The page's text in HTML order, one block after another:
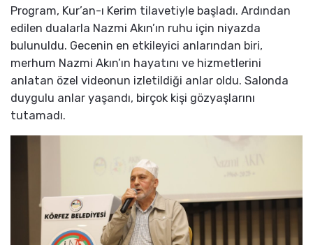
Program, Kur’an-ı Kerim tilavetiyle başladı. Ardından
edilen dualarla Nazmi Akın’ın ruhu için niyazda
bulunuldu. Gecenin en etkileyici anlarından biri,
merhum Nazmi Akın’ın hayatını ve hizmetlerini
anlatan özel videonun izletildiği anlar oldu. Salonda
duygulu anlar yaşandı, birçok kişi gözyaşlarını
tutamadı.